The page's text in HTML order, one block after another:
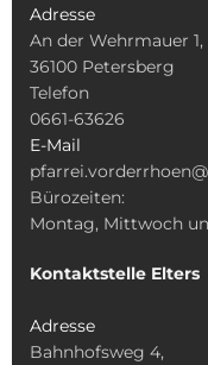
Adresse
An der Wehrmauer 1,
36100 Petersberg
Telefon
0661-63626
E-Mail
Bürozeiten:
Montag, Mittwoch
Kontaktstelle Elters
Adresse
Bahnhofsweg 4,